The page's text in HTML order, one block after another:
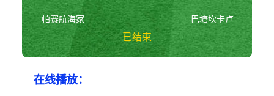
帕赛航海家
已结束
巴塘坎卡卢
在线播放：